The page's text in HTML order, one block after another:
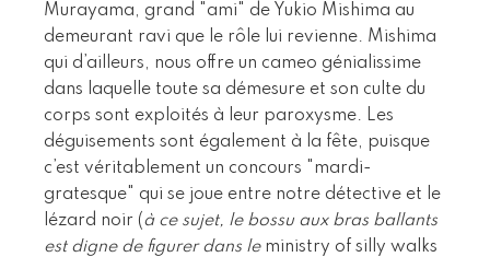
Murayama, grand "ami" de Yukio Mishima au
demeurant ravi que le rôle lui revienne. Mishima
qui d’ailleurs, nous offre un cameo génialissime
dans laquelle toute sa démesure et son culte du
corps sont exploités à leur paroxysme. Les
déguisements sont également à la fête, puisque
c’est véritablement un concours "mardi-
gratesque" qui se joue entre notre détective et le
lézard noir (à ce sujet, le bossu aux bras ballants
est digne de figurer dans leministry of silly walks